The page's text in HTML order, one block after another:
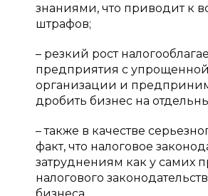
знаниями, что приводит к
штрафов;
– резкий рост
предприятия с упрощенной
организации и
дробить бизнес на
– также в качестве
факт, что налоговое
затруднениям как у самих
налогового